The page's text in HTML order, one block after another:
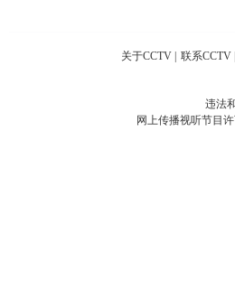
关于CCTV 联系CCTV
违法
网上传播视听节目